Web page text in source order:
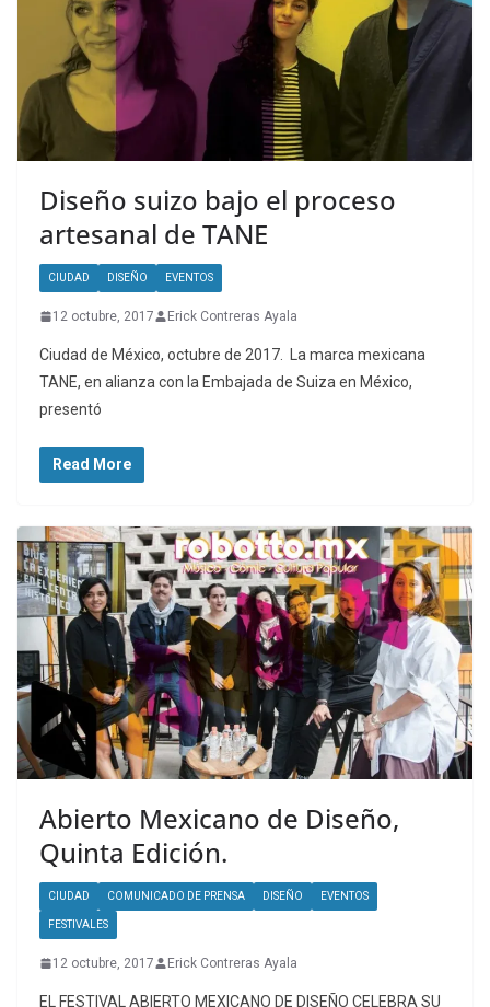
Diseño suizo bajo el proceso
artesanal de TANE
CIUDAD DISEÑO EVENTOS
12 octubre, 2017 Erick Contreras Ayala
Ciudad de México, octubre de 2017. La marca mexicana
TANE, en alianza con la Embajada de Suiza en México,
presentó
Read More
Abierto Mexicano de Diseño,
Quinta Edición.
CIUDAD COMUNICADO DE PRENSA DISEÑO EVENTOS
FESTIVALES
12 octubre, 2017 Erick Contreras Ayala
EL FESTIVAL ABIERTO MEXICANO DE DISEÑO CELEBRA SU